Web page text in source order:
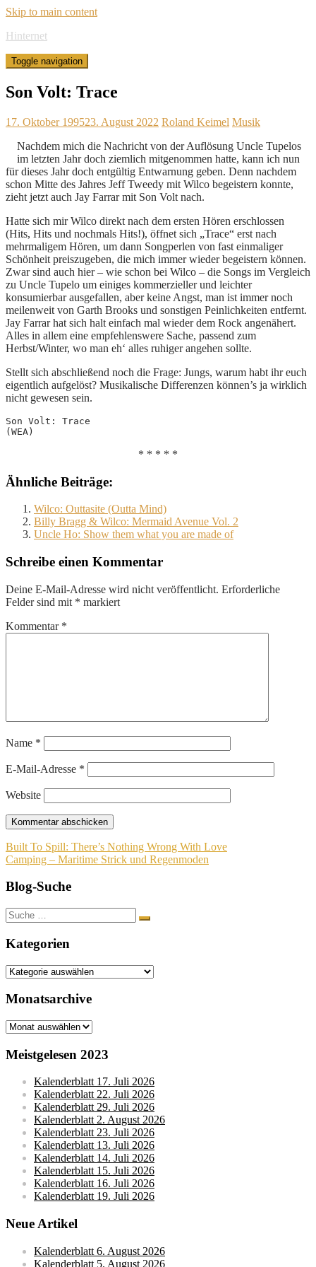
Skip to main content
Hinternet
Toggle navigation
Son Volt: Trace
17. Oktober 199523. August 2022 Roland Keimel Musik
Nachdem mich die Nachricht von der Auflösung Uncle Tupelos
im letzten Jahr doch ziemlich mitgenommen hatte, kann ich nun
für dieses Jahr doch entgültig Entwarnung geben. Denn nachdem
schon Mitte des Jahres Jeff Tweedy mit Wilco begeistern konnte,
zieht jetzt auch Jay Farrar mit Son Volt nach.
Hatte sich mir Wilco direkt nach dem ersten Hören erschlossen
(Hits, Hits und nochmals Hits!), öffnet sich „Trace“ erst nach
mehrmaligem Hören, um dann Songperlen von fast einmaliger
Schönheit preiszugeben, die mich immer wieder begeistern können.
Zwar sind auch hier – wie schon bei Wilco – die Songs im Vergleich
zu Uncle Tupelo um einiges kommerzieller und leichter
konsumierbar ausgefallen, aber keine Angst, man ist immer noch
meilenweit von Garth Brooks und sonstigen Peinlichkeiten entfernt.
Jay Farrar hat sich halt einfach mal wieder dem Rock angenähert.
Alles in allem eine empfehlenswere Sache, passend zum
Herbst/Winter, wo man eh‘ alles ruhiger angehen sollte.
Stellt sich abschließend noch die Frage: Jungs, warum habt ihr euch
eigentlich aufgelöst? Musikalische Differenzen können’s ja wirklich
nicht gewesen sein.
Son Volt: Trace
(WEA)
* * * * *
Ähnliche Beiträge:
Wilco: Outtasite (Outta Mind)
Billy Bragg & Wilco: Mermaid Avenue Vol. 2
Uncle Ho: Show them what you are made of
Schreibe einen Kommentar
Deine E-Mail-Adresse wird nicht veröffentlicht. Erforderliche
Felder sind mit * markiert
Kommentar *
Name *
E-Mail-Adresse *
Website
Beitragsnavigation
Built To Spill: There’s Nothing Wrong With Love
Camping – Maritime Strick und Regenmoden
Blog-Suche
Suche
nach:
Kategorien
Kategorien
Monatsarchive
Monatsarchive
Meistgelesen 2023
Kalenderblatt 17. Juli 2026
Kalenderblatt 22. Juli 2026
Kalenderblatt 29. Juli 2026
Kalenderblatt 2. August 2026
Kalenderblatt 23. Juli 2026
Kalenderblatt 13. Juli 2026
Kalenderblatt 14. Juli 2026
Kalenderblatt 15. Juli 2026
Kalenderblatt 16. Juli 2026
Kalenderblatt 19. Juli 2026
Neue Artikel
Kalenderblatt 6. August 2026
Kalenderblatt 5. August 2026